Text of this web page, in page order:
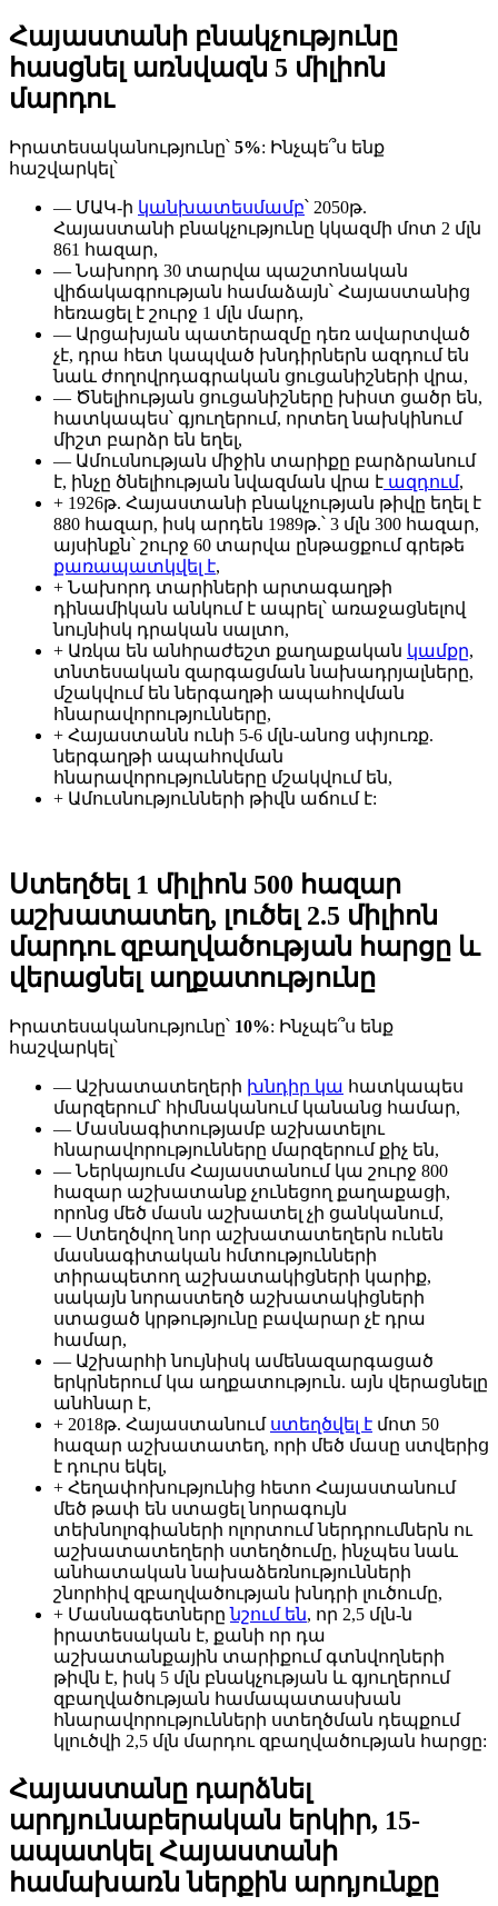
Հայաստանի բնակչությունը
հասցնել առնվազն 5 միլիոն
մարդու
Իրատեսականությունը՝ 5%: Ինչպե՞ս ենք
հաշվարկել՝
— ՄԱԿ-ի կանխատեսմամբ՝ 2050թ.
Հայաստանի բնակչությունը կկազմի մոտ 2 մլն
861 հազար,
— Նախորդ 30 տարվա պաշտոնական
վիճակագրության համաձայն՝ Հայաստանից
հեռացել է շուրջ 1 մլն մարդ,
— Արցախյան պատերազմը դեռ ավարտված
չէ, դրա հետ կապված խնդիրներն ազդում են
նաև ժողովրդագրական ցուցանիշների վրա,
— Ծնելիության ցուցանիշները խիստ ցածր են,
հատկապես՝ գյուղերում, որտեղ նախկինում
միշտ բարձր են եղել,
— Ամուսնության միջին տարիքը բարձրանում
է, ինչը ծնելիության նվազման վրա է ազդում,
+ 1926թ. Հայաստանի բնակչության թիվը եղել է
880 հազար, իսկ արդեն 1989թ.՝ 3 մլն 300 հազար,
այսինքն՝ շուրջ 60 տարվա ընթացքում գրեթե
քառապատկվել է,
+ Նախորդ տարիների արտագաղթի
դինամիկան անկում է ապրել՝ առաջացնելով
նույնիսկ դրական սալտո,
+ Առկա են անհրաժեշտ քաղաքական կամքը,
տնտեսական զարգացման նախադրյալները,
մշակվում են ներգաղթի ապահովման
հնարավորությունները,
+ Հայաստանն ունի 5-6 մլն-անոց սփյուռք.
ներգաղթի ապահովման
հնարավորությունները մշակվում են,
+ Ամուսնությունների թիվն աճում է:
Ստեղծել 1 միլիոն 500 հազար
աշխատատեղ, լուծել 2.5 միլիոն
մարդու զբաղվածության հարցը և
վերացնել աղքատությունը
Իրատեսականությունը՝ 10%: Ինչպե՞ս ենք
հաշվարկել՝
— Աշխատատեղերի խնդիր կա հատկապես
մարզերում՝ հիմնականում կանանց համար,
— Մասնագիտությամբ աշխատելու
հնարավորությունները մարզերում քիչ են,
— Ներկայումս Հայաստանում կա շուրջ 800
հազար աշխատանք չունեցող քաղաքացի,
որոնց մեծ մասն աշխատել չի ցանկանում,
— Ստեղծվող նոր աշխատատեղերն ունեն
մասնագիտական հմտությունների
տիրապետող աշխատակիցների կարիք,
սակայն նորաստեղծ աշխատակիցների
ստացած կրթությունը բավարար չէ դրա
համար,
— Աշխարհի նույնիսկ ամենազարգացած
երկրներում կա աղքատություն. այն վերացնելը
անհնար է,
+ 2018թ. Հայաստանում ստեղծվել է մոտ 50
հազար աշխատատեղ, որի մեծ մասը ստվերից
է դուրս եկել,
+ Հեղափոխությունից հետո Հայաստանում
մեծ թափ են ստացել նորագույն
տեխնոլոգիաների ոլորտում ներդրումներն ու
աշխատատեղերի ստեղծումը, ինչպես նաև
անհատական նախաձեռնությունների
շնորհիվ զբաղվածության խնդրի լուծումը,
+ Մասնագետներընշում են, որ 2,5 մլն-ն
իրատեսական է, քանի որ դա
աշխատանքային տարիքում գտնվողների
թիվն է, իսկ 5 մլն բնակչության և գյուղերում
զբաղվածության համապատասխան
հնարավորությունների ստեղծման դեպքում
կլուծվի 2,5 մլն մարդու զբաղվածության հարցը:
Հայաստանը դարձնել
արդյունաբերական երկիր, 15-
ապատկել Հայաստանի
համախառն ներքին արդյունքը